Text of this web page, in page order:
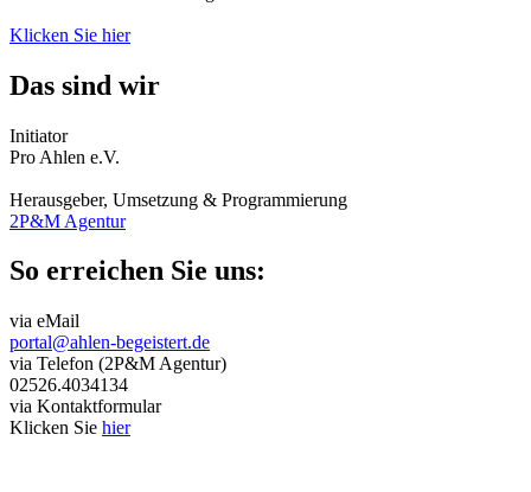
Klicken Sie hier
Das sind wir
Initiator
Pro Ahlen e.V.
Herausgeber, Umsetzung & Programmierung
2P&M Agentur
So erreichen Sie uns:
via eMail
portal@ahlen-begeistert.de
via Telefon (2P&M Agentur)
02526.4034134
via Kontaktformular
Klicken Sie hier